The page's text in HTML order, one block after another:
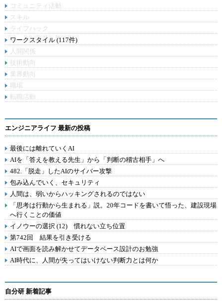
コミュニティ活動
スキル
ライフハック
ワークスタイル (117件)
人間関係
技術動向
業界動向
職場
転職活動
エンジニアライフ 最新の投稿
最後には離れていくAI
AIを「答えを教える先生」から「判断の稽古相手」へ
482.「脱走」したAIのサイバー攻撃
包み込んでいく、セキュリティ
人間は、弱いからハッキングされるのではない
「思考は行動から生まれる」説。20年コードを書いて悟った、建設現場
へ行くことの価値
イノウーの選択 (12) 慣れない立ち位置
第742回 結果を引き受ける
AIで画面を読み解かせてデータベース設計のお勉強
AI時代に、人間が失ってはいけない判断力とは何か
自分研 新着記事